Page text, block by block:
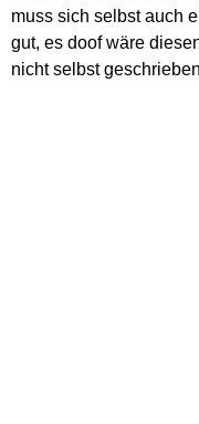
muss sich selbst auch
gut, es doof wäre
nicht selbst